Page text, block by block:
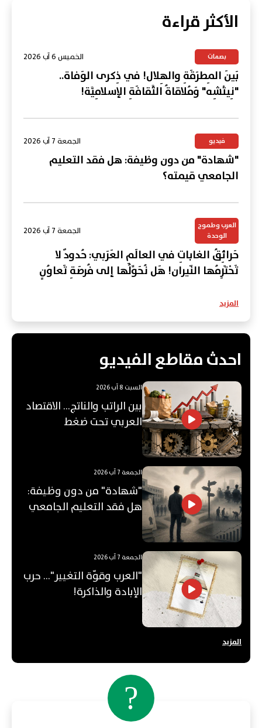
الأكثر قراءة
بصمات الخميس 6 آب 2026
بَينَ المِطرَقَةِ والهِلال! في ذِكرى الوَفاة..
"نِيتْشِه" وَمُلاقاةُ الثَّقافَةِ الإسلامِيَّة!
فيديو الجمعة 7 آب 2026
"شهادة" من دون وظيفة: هل فقد التعليم
الجامعي قيمته؟
العرب وطموح
الوحدة
الجمعة 7 آب 2026
حَرائِقُ الغاباتِ في العالَمِ العَرَبي: حُدودٌ لا
تَحْتَرِمُها النّيران! هَل نُحَوِّلُها إلى فُرصَةِ تَعاوُنٍ
المزيد
احدث مقاطع الفيديو
السبت 8 آب 2026
بين الراتب والناتج… الاقتصاد
العربي تحت ضغط
الجمعة 7 آب 2026
"شهادة" من دون وظيفة:
هل فقد التعليم الجامعي
الجمعة 7 آب 2026
"العرب وقوّة التغيير"... حرب
الإبادة والذاكرة!
المزيد
?